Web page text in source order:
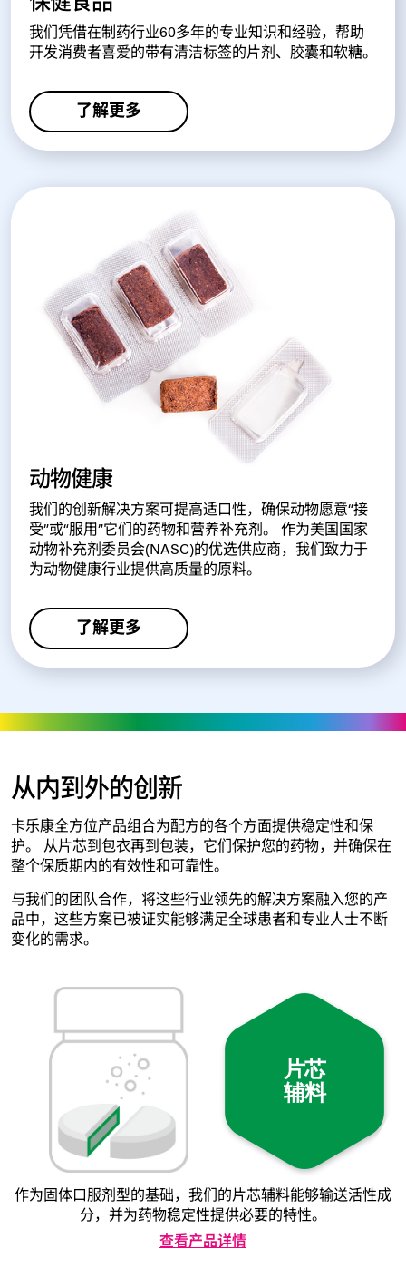
我们凭借在制药行业60多年的专业知识和经验，帮助
开发消费者喜爱的带有清洁标签的片剂、胶囊和软糖。
了解更多
动物健康
我们的创新解决方案可提高适口性，确保动物愿意“接
受”或“服用”它们的药物和营养补充剂。 作为美国国家
动物补充剂委员会(NASC)的优选供应商，我们致力于
为动物健康行业提供高质量的原料。
了解更多
从内到外的创新
卡乐康全方位产品组合为配方的各个方面提供稳定性和保
护。 从片芯到包衣再到包装，它们保护您的药物，并确保在
整个保质期内的有效性和可靠性。
与我们的团队合作，将这些行业领先的解决方案融入您的产
品中，这些方案已被证实能够满足全球患者和专业人士不断
变化的需求。
片芯
辅料
作为固体口服剂型的基础，我们的片芯辅料能够输送活性成
分，并为药物稳定性提供必要的特性。
查看产品详情